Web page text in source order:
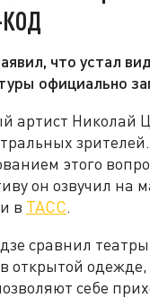
что устал
официально
артист Николай
этого
он озвучил на
в ТАСС.
сравнил
открытой
себе